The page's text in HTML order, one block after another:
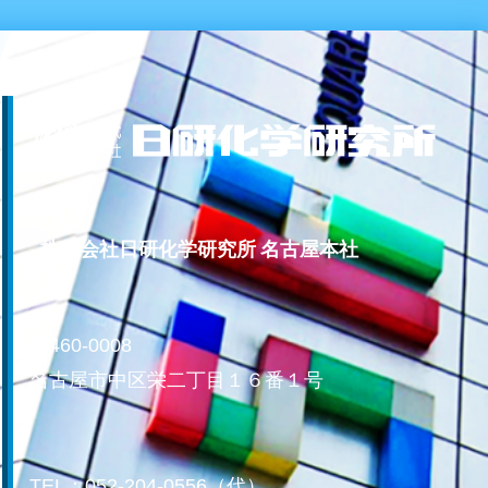
株式会社日研化学研究所 名古屋本社
〒460-0008
名古屋市中区栄二丁目１６番１号